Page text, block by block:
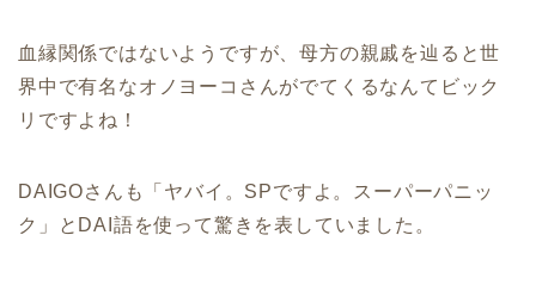
血縁関係ではないようですが、母方の親戚を辿ると世
界中で有名なオノヨーコさんがでてくるなんてビック
リですよね！
DAIGOさんも「ヤバイ。SPですよ。スーパーパニッ
ク」と DAI語を使って驚きを表していました。